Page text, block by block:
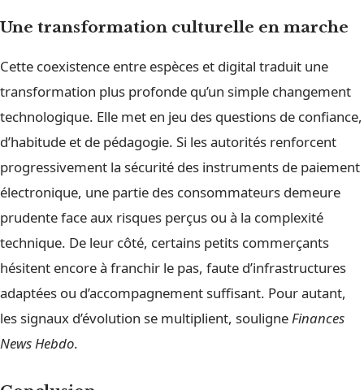
Une transformation culturelle en marche
Cette coexistence entre espèces et digital traduit une
transformation plus profonde qu’un simple changement
technologique. Elle met en jeu des questions de confiance,
d’habitude et de pédagogie. Si les autorités renforcent
progressivement la sécurité des instruments de paiement
électronique, une partie des consommateurs demeure
prudente face aux risques perçus ou à la complexité
technique. De leur côté, certains petits commerçants
hésitent encore à franchir le pas, faute d’infrastructures
adaptées ou d’accompagnement suffisant. Pour autant,
les signaux d’évolution se multiplient, souligneFinances
News Hebdo.